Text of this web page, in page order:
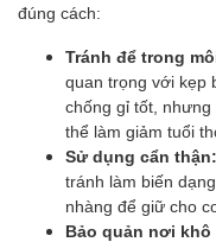
đúng cách:
Tránh để trong
quan trọng với kẹp
chống gỉ tốt,
thể làm giảm tuổi
Sử dụng cẩn thận:
tránh làm biến
nhàng để giữ cho
Bảo quản nơi khô